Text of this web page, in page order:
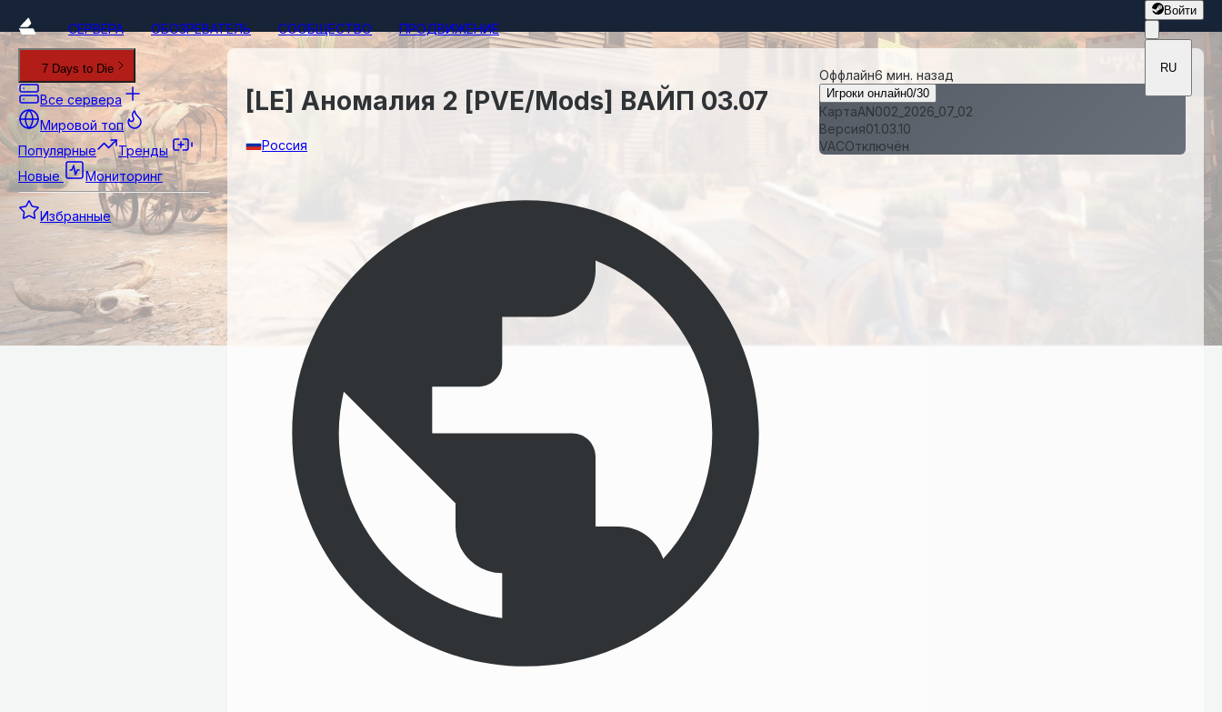
СЕРВЕРА ОБОЗРЕВАТЕЛЬ СООБЩЕСТВО ПРОДВИЖЕНИЕ
Войти
RU
7 Days to Die
Все сервера
Мировой топ
Популярные
Тренды
Новые
Мониторинг
Избранные
[LE] Аномалия 2 [PVE/Mods] ВАЙП 03.07
Россия
Оффлайн6 мин. назад
Игроки онлайн0/30
КартаAN002_2026_07_02
Версия01.03.10
VACОтключён